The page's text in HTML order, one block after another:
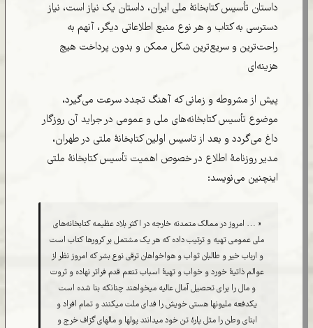
داستان تأسیس کتابخانۀ ملی ایران، داستان یک نیاز است، نیاز
دسترسی به کتاب و هر نوع منبع اطلاعاتی دیگر، آنهم به
راحت‌ترین و سریع‌ترین شکل ممکن و بدون پرداخت هیچ
هزینه‌ای
پیش از مشروطه و زمانی که آهنگ تجدد سرعت می‌گیرد،
موضوع تأسیس کتابخانه‌های ملی و عمومی در جراید آن روزگار
داغ می‌گردد و بعد از تاسیس اولین کتابخانۀ ملتی در طهران،
مدیر روزنامۀ اطلاع در خصوص اهمیت تأسیس کتابخانۀ ملتی
اینچنین می‌نویسد:‌
« … امروز در ممالک متمدنه خارجه در اکثر بلاد عظیمه کتابخانه‌های
ملی عمومی تهیه و ترتیب داده که هر یک مشتمل بر کرورها کتاب است
و ارباب خیر و طالبان ثواب و هواخواهان ترقی نوع بشر که امروز نظر از
عوالم ذاتیۀ خورد و خواب و تهیۀ اسباب تنعم قدم فراتر نهاده و ثروت
و مال را برای تحصیل آمال عالیه میخواهند چنانکه بنا شده است
یکدفعه ملیونها هستی خویش را فدای ملت میکنند و تمام افراد و
ابنای وطن را مثل پارۀ تن خود میدانند پولها و مالهای گزاف خرج و